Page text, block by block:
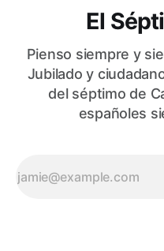
El
Pienso siempre y
Jubilado y
del séptimo de
españoles